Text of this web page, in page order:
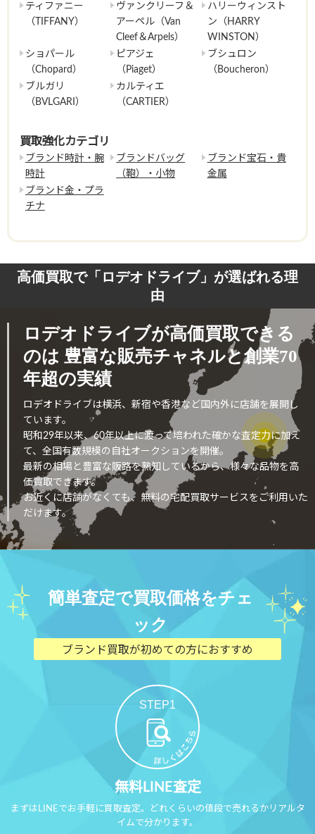
ティファニー
（TIFFANY）
ヴァンクリーフ＆
アーペル（Van
Cleef＆Arpels）
ハリーウィンスト
ン（HARRY
WINSTON）
ショパール
（Chopard）
ピアジェ
（Piaget）
ブシュロン
（Boucheron）
ブルガリ
（BVLGARI）
カルティエ
（CARTIER）
買取強化カテゴリ
ブランド時計・腕
時計
ブランドバッグ
（鞄）・小物
ブランド宝石・貴
金属
ブランド金・プラ
チナ
高価買取で「ロデオドライブ」が選ばれる理
由
ロデオドライブが高価買取できる
のは 豊富な販売チャネルと創業70
年超の実績
ロデオドライブは横浜、新宿や香港など国内外に店舗を展開し
ています。
昭和29年以来、60年以上に渡って培われた確かな査定力に加え
て、全国有数規模の自社オークションを開催。
最新の相場と豊富な販路を熟知しているから、様々な品物を高
価買取できます。
お近くに店舗がなくても、無料の宅配買取サービスをご利用いた
だけます。
簡単査定で買取価格をチェ
ック
ブランド買取が初めての方におすすめ
STEP1
無料LINE査定
まずはLINEでお手軽に買取査定。どれくらいの値段で売れるかリアルタ
イムで分かります。